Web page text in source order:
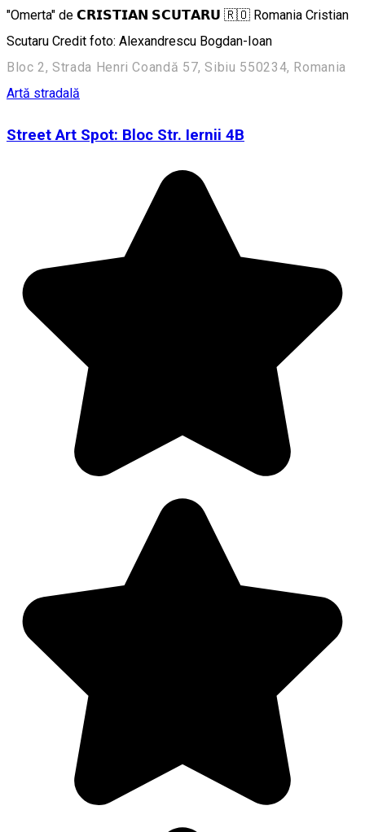
"Omerta" de 𝗖𝗥𝗜𝗦𝗧𝗜𝗔𝗡 𝗦𝗖𝗨𝗧𝗔𝗥𝗨 🇷🇴 Romania Cristian
Scutaru Credit foto: Alexandrescu Bogdan-Ioan
Bloc 2, Strada Henri Coandă 57, Sibiu 550234, Romania
Artă stradală
Street Art Spot: Bloc Str. Iernii 4B